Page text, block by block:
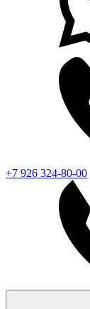
+7 926 324-80-00